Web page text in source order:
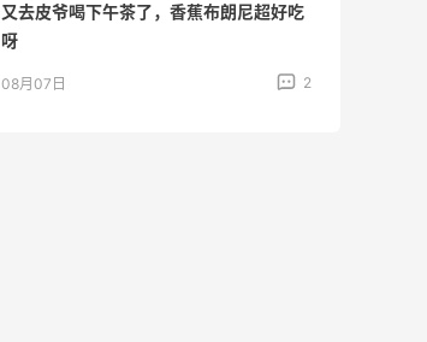
又去皮爷喝下午茶了，香蕉布朗尼超好吃
呀
08月07日 2